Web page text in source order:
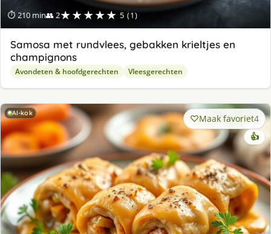
⏱ 210 min👥 2★★★★★ 5 (1)
Samosa met rundvlees, gebakken krieltjes en
champignons
Avondeten & hoofdgerechten Vleesgerechten
AI-kok Maak favoriet4
👍